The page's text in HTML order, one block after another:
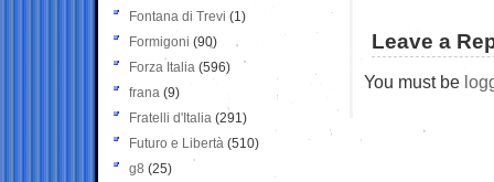
Leave a
You must be
Fontana di Trevi (1)
Formigoni (90)
Forza Italia (596)
frana (9)
Fratelli d'Italia (291)
Futuro e Libertà (510)
g8 (25)